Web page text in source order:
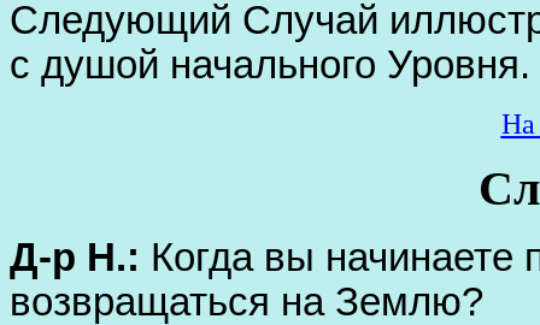
Следующий Случай
с душой начального Уровня.
На
Сл
Д-р Н.: Когда вы
возвращаться на Землю?